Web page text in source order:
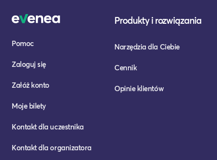
Pomoc
Zaloguj się
Załóż konto
Moje bilety
Kontakt dla uczestnika
Kontakt dla organizatora
Produkty i rozwiązania
Narzędzia dla Ciebie
Cennik
Opinie klientów